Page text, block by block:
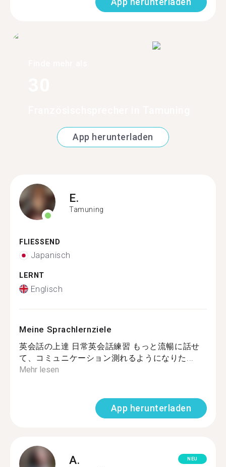
App herunterladen
E.
Tamuning
FLIESSEND
Japanisch
LERNT
Englisch
Meine Sprachlernziele
英会話の上達 日常英会話練習 もっと流暢に話せ
て、コミュニケーション測れるようになりた...
Mehr lesen
App herunterladen
A. NEU